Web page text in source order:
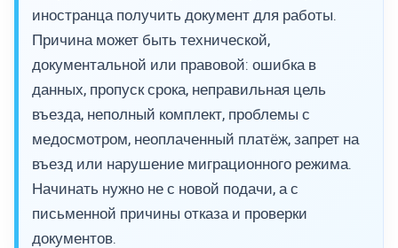
иностранца получить документ для работы.
Причина может быть технической,
документальной или правовой: ошибка в
данных, пропуск срока, неправильная цель
въезда, неполный комплект, проблемы с
медосмотром, неоплаченный платёж, запрет на
въезд или нарушение миграционного режима.
Начинать нужно не с новой подачи, а с
письменной причины отказа и проверки
документов.